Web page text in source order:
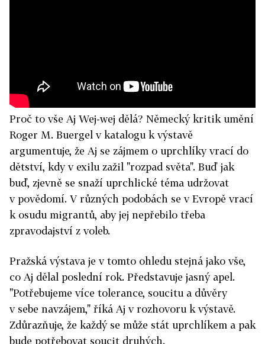
Proč to vše Aj Wej-wej dělá? Německý kritik umění
Roger M. Buergel v katalogu k výstavě
argumentuje, že Aj se zájmem o uprchlíky vrací do
dětství, kdy v exilu zažil "rozpad světa". Buď jak
buď, zjevně se snaží uprchlické téma udržovat
v povědomí. V různých podobách se v Evropě vrací
k osudu migrantů, aby jej nepřebilo třeba
zpravodajství z voleb.
Pražská výstava je v tomto ohledu stejná jako vše,
co Aj dělal poslední rok. Představuje jasný apel.
"Potřebujeme více tolerance, soucitu a důvěry
v sebe navzájem," říká Aj v rozhovoru k výstavě.
Zdůrazňuje, že každý se může stát uprchlíkem a pak
bude potřebovat soucit druhých.